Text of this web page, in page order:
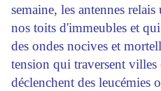
semaine, les antennes
nos toits d'immeubles et
des ondes nocives et
tension qui traversent
déclenchent des leucémies